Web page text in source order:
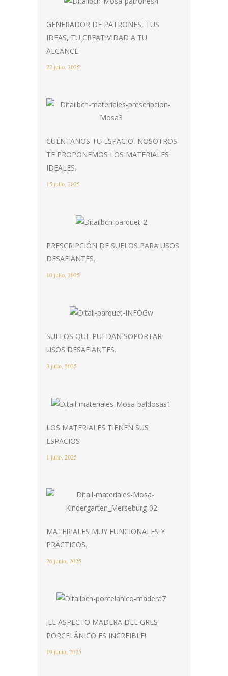
GENERADOR DE PATRONES, TUS
IDEAS, TU CREATIVIDAD A TU
ALCANCE.
22 julio, 2025
CUÉNTANOS TU ESPACIO, NOSOTROS
TE PROPONEMOS LOS MATERIALES
IDEALES.
15 julio, 2025
PRESCRIPCIÓN DE SUELOS PARA USOS
DESAFIANTES.
10 julio, 2025
SUELOS QUE PUEDAN SOPORTAR
USOS DESAFIANTES.
3 julio, 2025
LOS MATERIALES TIENEN SUS
ESPACIOS
1 julio, 2025
MATERIALES MUY FUNCIONALES Y
PRÁCTICOS.
26 junio, 2025
¡EL ASPECTO MADERA DEL GRES
PORCELÁNICO ES INCREIBLE!
19 junio, 2025